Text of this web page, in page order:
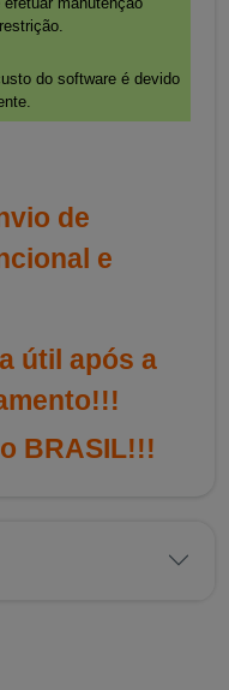
do software é devido
de
e
útil após a
BRASIL!!!